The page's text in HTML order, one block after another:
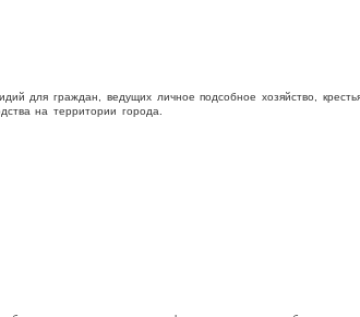
для граждан, ведущих личное подсобное хозяйство,
на территории города.